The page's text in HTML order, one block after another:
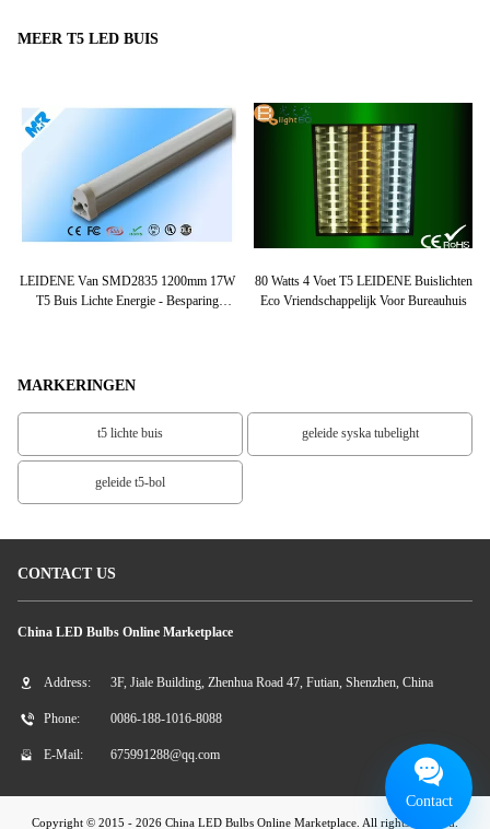
MEER T5 LED BUIS
LEIDENE Van SMD2835 1200mm 17W
T5 Buis Lichte Energie - Besparing
80 Watts 4 Voet T5 LEIDENE Buislichten
Eco Vriendschappelijk Voor Bureauhuis
MARKERINGEN
t5 lichte buis geleide syska tubelight
geleide t5-bol
CONTACT US
China LED Bulbs Online Marketplace
Address: 3F, Jiale Building, Zhenhua Road 47, Futian, Shenzhen, China
Phone: 0086-188-1016-8088
E-Mail: 675991288@qq.com
Copyright © 2015 - 2026 China LED Bulbs Online Marketplace. All rights reserved.
Contact